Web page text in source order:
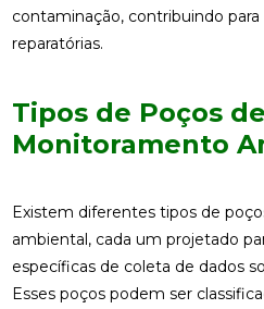
contaminação, contribuindo
reparatórias.
Tipos de Poços de
Monitoramento
Existem diferentes tipos de
ambiental, cada um projetado
específicas de coleta de dados
Esses poços podem ser